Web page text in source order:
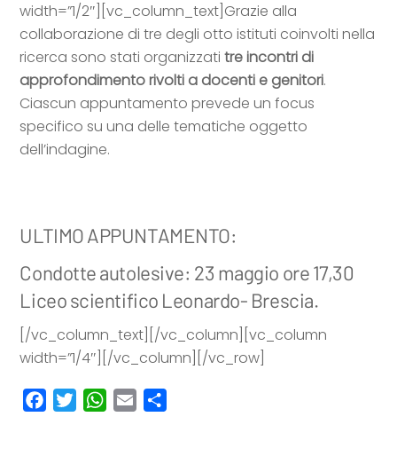
width=”1/2″][vc_column_text]Grazie alla
collaborazione di tre degli otto istituti coinvolti nella
ricerca sono stati organizzatitre incontri di
approfondimento rivolti a docenti e genitori.
Ciascun appuntamento prevede un focus
specifico su una delle tematiche oggetto
dell’indagine.
ULTIMO APPUNTAMENTO:
Condotte autolesive: 23 maggio ore 17,30
Liceo scientifico Leonardo- Brescia.
[/vc_column_text][/vc_column][vc_column
width=”1/4″][/vc_column][/vc_row]
W